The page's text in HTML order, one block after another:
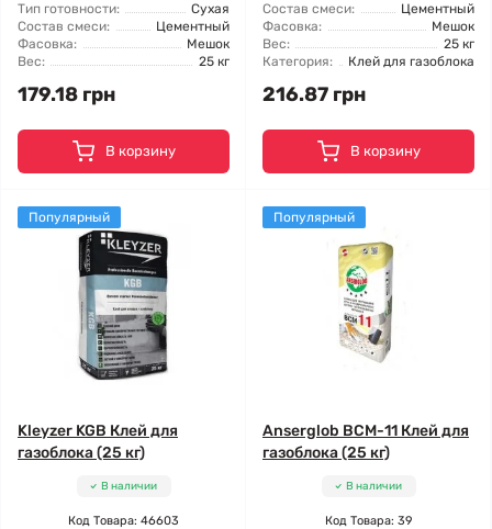
Тип готовности:
Сухая
Состав смеси:
Цементный
Фасовка:
Мешок
Вес:
25 кг
179.18 грн
В корзину
Состав смеси:
Цементный
Фасовка:
Мешок
Вес:
25 кг
Категория:
Клей для газоблока
216.87 грн
В корзину
Популярный
Kleyzer KGB Клей для
газоблока (25 кг)
В наличии
Код Товара: 46603
Популярный
Anserglob BCM-11 Клей для
газоблока (25 кг)
В наличии
Код Товара: 39